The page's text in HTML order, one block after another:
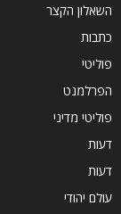
השאלון הקצר
כתבות
פוליטי
הפרלמנט
פוליטי מדיני
דעות
דעות
עולם יהודי